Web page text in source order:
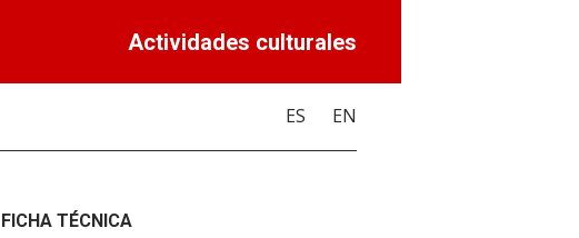
Actividades culturales
ES EN
FICHA TÉCNICA